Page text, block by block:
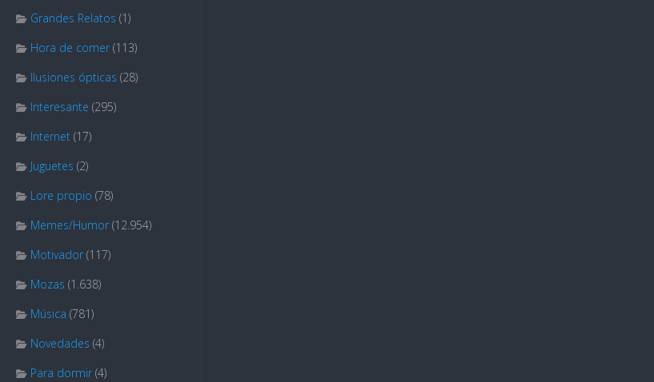
Grandes Relatos (1)
Hora de comer (113)
Ilusiones ópticas (28)
Interesante (295)
Internet (17)
Juguetes (2)
Lore propio (78)
Memes/Humor (12.954)
Motivador (117)
Mozas (1.638)
Música (781)
Novedades (4)
Para dormir (4)